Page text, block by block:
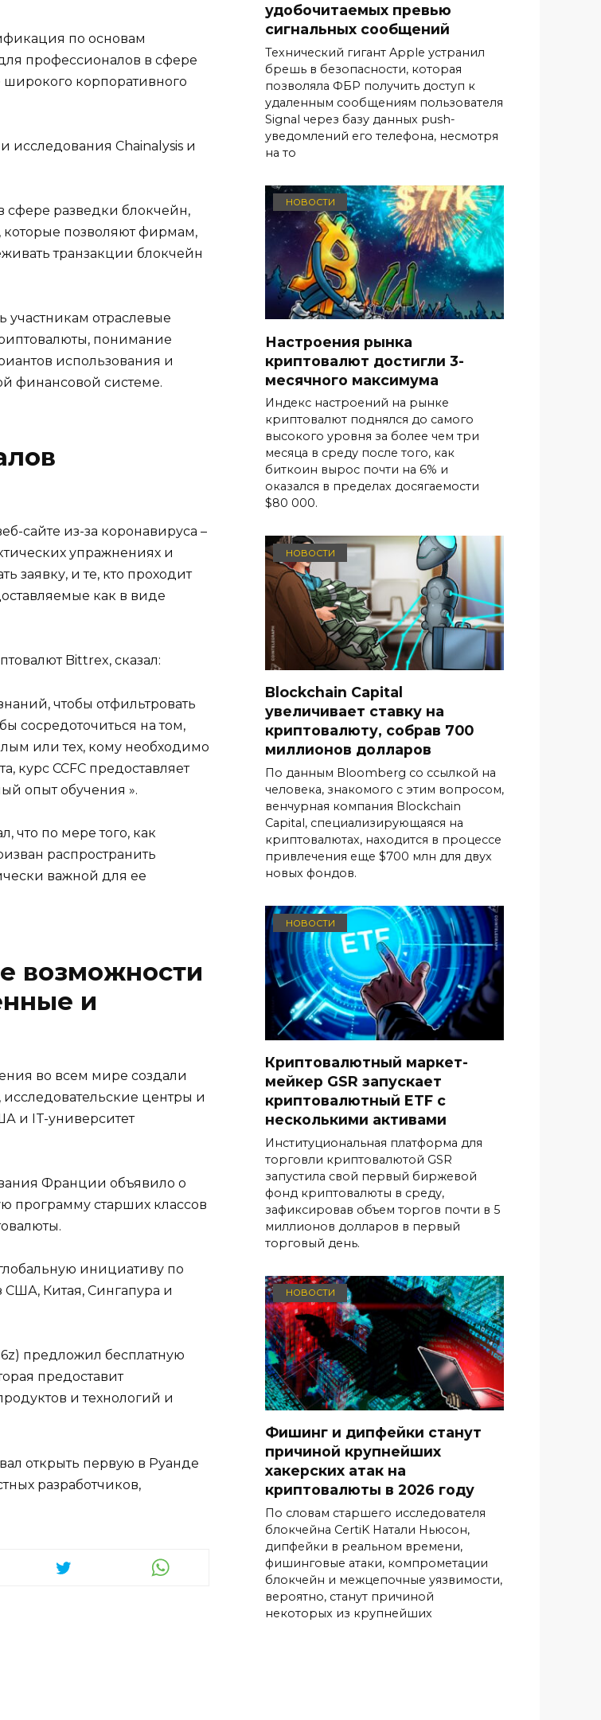
по основам
профессионалов в сфере
широкого корпоративного
исследования Chainalysis и
сфере разведки блокчейн,
которые позволяют фирмам,
транзакции блокчейн
участникам отраслевые
понимание
использования и
финансовой системе.
сайте из-за коронавируса –
упражнениях и
заявку, и те, кто проходит
как в виде
Bittrex, сказал:
чтобы отфильтровать
сосредоточиться на том,
или тех, кому необходимо
курс CCFC предоставляет
опыт обучения ».
что по мере того, как
распространить
важной для ее
возможности
и
во всем мире создали
центры и
и IT-университет
Франции объявило о
программу старших классов
инициативу по
США, Китая, Сингапура и
предложил бесплатную
предоставит
и технологий и
открыть первую в Руанде
разработчиков,
удобочитаемых превью
сигнальных сообщений
Технический гигант Apple устранил
брешь в безопасности, которая
позволяла ФБР получить доступ к
удаленным сообщениям пользователя
Signal через базу данных push-
уведомлений его телефона, несмотря
на то
НОВОСТИ
Настроения рынка
криптовалют достигли 3-
месячного максимума
Индекс настроений на рынке
криптовалют поднялся до самого
высокого уровня за более чем три
месяца в среду после того, как
биткоин вырос почти на 6% и
оказался в пределах досягаемости
$80 000.
НОВОСТИ
Blockchain Capital
увеличивает ставку на
криптовалюту, собрав 700
миллионов долларов
По данным Bloomberg со ссылкой на
человека, знакомого с этим вопросом,
венчурная компания Blockchain
Capital, специализирующаяся на
криптовалютах, находится в процессе
привлечения еще $700 млн для двух
новых фондов.
НОВОСТИ
Криптовалютный маркет-
мейкер GSR запускает
криптовалютный ETF с
несколькими активами
Институциональная платформа для
торговли криптовалютой GSR
запустила свой первый биржевой
фонд криптовалюты в среду,
зафиксировав объем торгов почти в 5
миллионов долларов в первый
торговый день.
НОВОСТИ
Фишинг и дипфейки станут
причиной крупнейших
хакерских атак на
криптовалюты в 2026 году
По словам старшего исследователя
блокчейна CertiK Натали Ньюсон,
дипфейки в реальном времени,
фишинговые атаки, компрометации
блокчейн и межцепочные уязвимости,
вероятно, станут причиной
некоторых из крупнейших